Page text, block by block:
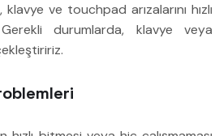
ve touchpad arızalarını hızlı
durumlarda, klavye veya